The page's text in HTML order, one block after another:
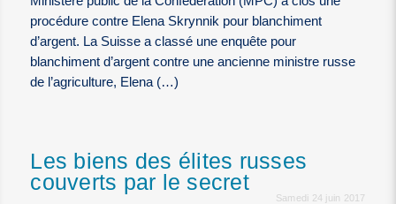
procédure contre Elena Skrynnik pour blanchiment
d’argent. La Suisse a classé une enquête pour
blanchiment d’argent contre une ancienne ministre russe
de l’agriculture, Elena (…)
Les biens des élites russes
couverts par le secret
Samedi 24 juin 2017